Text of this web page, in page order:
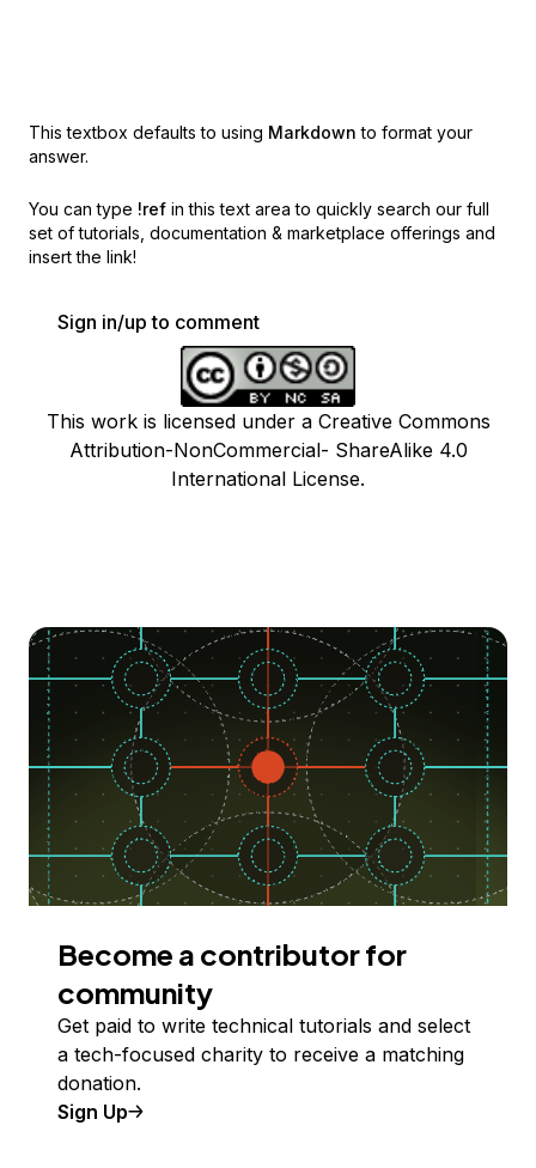
This textbox defaults to using Markdown to format your
answer.
You can type !ref in this text area to quickly search our full
set of tutorials, documentation & marketplace offerings and
insert the link!
Sign in/up to comment
This work is licensed under a Creative Commons
Attribution-NonCommercial- ShareAlike 4.0
International License.
Become a contributor for
community
Get paid to write technical tutorials and select
a tech-focused charity to receive a matching
donation.
Sign Up